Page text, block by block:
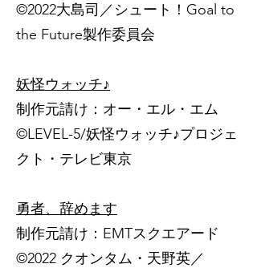
©2022大島司／シュート！Goal to
the Future製作委員会
妖怪ウォッチ♪
制作元請け：オー・エル・エム
©️LEVEL-5/妖怪ウォッチ♪プロジェ
クト・テレビ東京
勇者、辞めます
制作元請け：EMTスクエアード
©2022 クオンタム・天野英／